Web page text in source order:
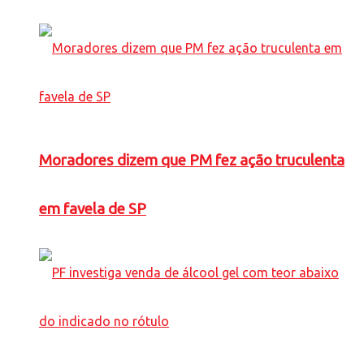
Moradores dizem que PM fez ação truculenta
em favela de SP